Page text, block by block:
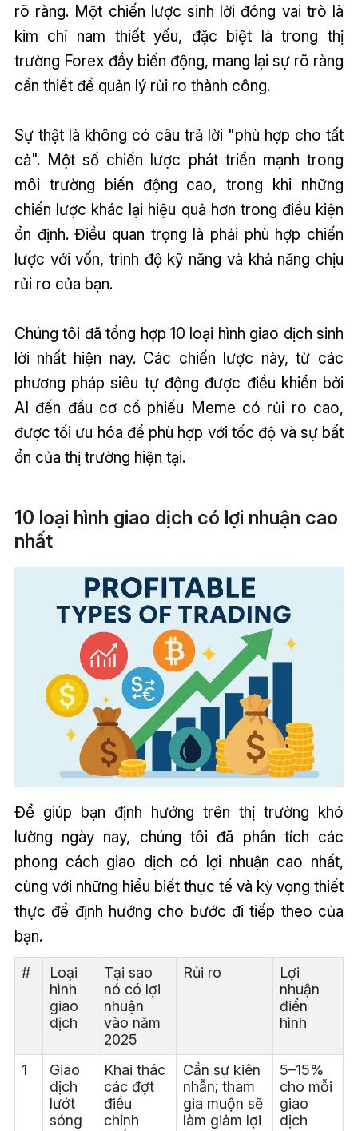
rõ ràng. Một chiến lược sinh lời đóng vai trò là
kim chỉ nam thiết yếu, đặc biệt là trong thị
trường Forex đầy biến động, mang lại sự rõ ràng
cần thiết để quản lý rủi ro thành công.
Sự thật là không có câu trả lời "phù hợp cho tất
cả". Một số chiến lược phát triển mạnh trong
môi trường biến động cao, trong khi những
chiến lược khác lại hiệu quả hơn trong điều kiện
ổn định. Điều quan trọng là phải phù hợp chiến
lược với vốn, trình độ kỹ năng và khả năng chịu
rủi ro của bạn.
Chúng tôi đã tổng hợp 10 loại hình giao dịch sinh
lời nhất hiện nay. Các chiến lược này, từ các
phương pháp siêu tự động được điều khiển bởi
AI đến đầu cơ cổ phiếu Meme có rủi ro cao,
được tối ưu hóa để phù hợp với tốc độ và sự bất
ổn của thị trường hiện tại.
10 loại hình giao dịch có lợi nhuận cao
nhất
Để giúp bạn định hướng trên thị trường khó
lường ngày nay, chúng tôi đã phân tích các
phong cách giao dịch có lợi nhuận cao nhất,
cùng với những hiểu biết thực tế và kỳ vọng thiết
thực để định hướng cho bước đi tiếp theo của
bạn.
#
Loại
hình
giao
dịch
Tại sao
nó có lợi
nhuận
vào năm
2025
Rủi ro
Lợi
nhuận
điển
hình
1
Giao
dịch
lướt
sóng
Khai thác
các đợt
điều
chỉnh
Cần sự kiên
nhẫn; tham
gia muộn sẽ
làm giảm lợi
5–15%
cho mỗi
giao
dịch